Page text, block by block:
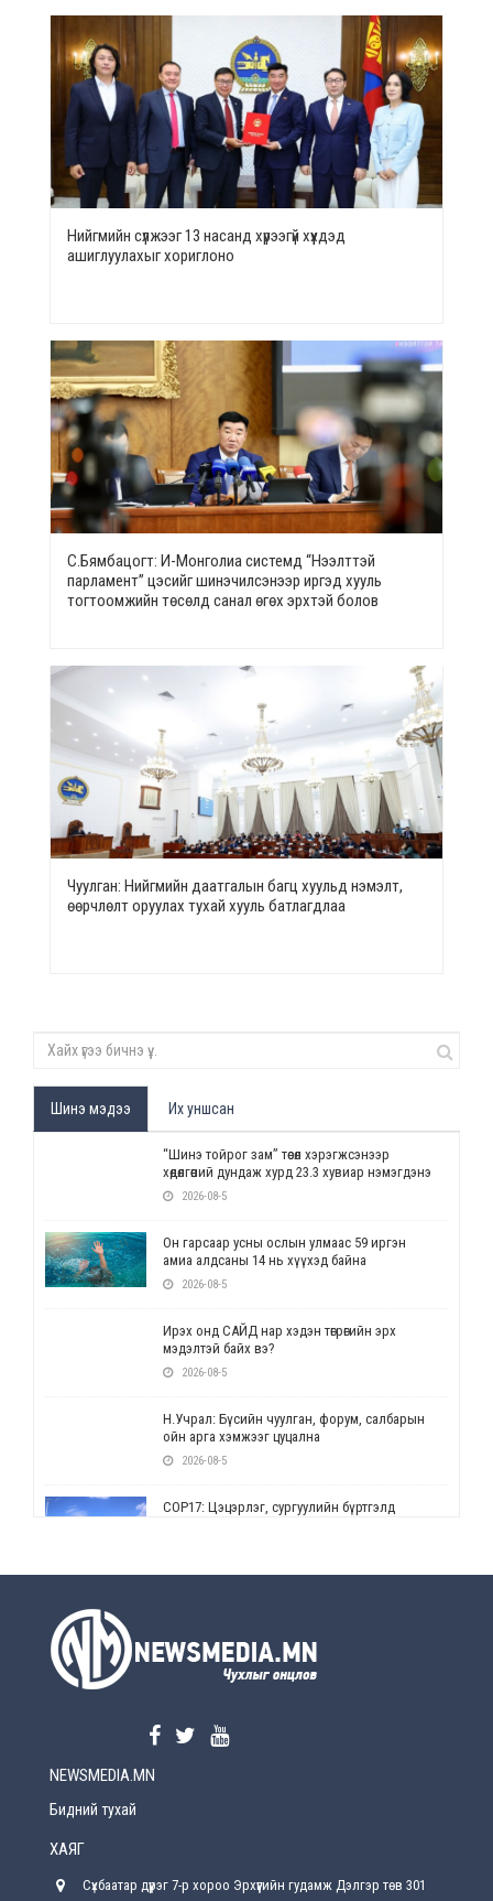
Нийгмийн сүлжээг 13 насанд хүрээгүй хүүхдэд
ашиглуулахыг хориглоно
С.Бямбацогт: И-Монголиа системд “Нээлттэй
парламент” цэсийг шинэчилсэнээр иргэд хууль
тогтоомжийн төсөлд санал өгөх эрхтэй болов
Чуулган: Нийгмийн даатгалын багц хуульд нэмэлт,
өөрчлөлт оруулах тухай хууль батлагдлаа
Шинэ мэдээ Их уншсан
“Шинэ тойрог зам” төсөл хэрэгжсэнээр
хөдөлгөөний дундаж хурд 23.3 хувиар нэмэгдэнэ
2026-08-5
Он гарсаар усны ослын улмаас 59 иргэн
амиа алдсаны 14 нь хүүхэд байна
2026-08-5
Ирэх онд САЙД нар хэдэн төгрөгийн эрх
мэдэлтэй байх вэ?
2026-08-5
Н.Учрал: Бүсийн чуулган, форум, салбарын
ойн арга хэмжээг цуцална
2026-08-5
СОР17: Цэцэрлэг, сургуулийн бүртгэлд
2026-08-5
2026-08-5
хүрсэн өгөөжөөрөө ажлаа үнэлж, хэрэгжилтээ
NEWSMEDIA.MN
Бидний тухай
ХАЯГ
Сүхбаатар дүүрэг 7-р хороо Эрхүүгийн гудамж Дэлгэр төв 301